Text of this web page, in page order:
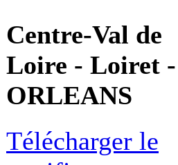
Centre-Val de
Loire - Loiret -
ORLEANS
Télécharger le